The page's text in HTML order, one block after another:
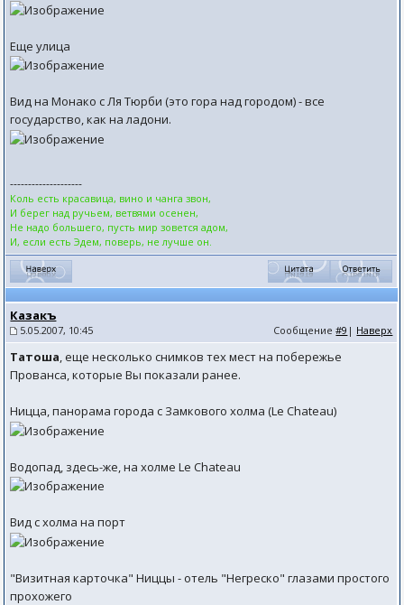
Еще улица
Вид на Монако с Ля Тюрби (это гора над городом) - все
государство, как на ладони.
--------------------
Коль есть красавица, вино и чанга звон,
И берег над ручьем, ветвями осенен,
Не надо большего, пусть мир зовется адом,
И, если есть Эдем, поверь, не лучше он.
Казакъ
5.05.2007, 10:45 Сообщение#9 | Наверх
Татоша, еще несколько снимков тех мест на побережье
Прованса, которые Вы показали ранее.
Ницца, панорама города с Замкового холма (Le Chateau)
Водопад, здесь-же, на холме Le Chateau
Вид с холма на порт
"Визитная карточка" Ниццы - отель "Негреско" глазами простого
прохожего